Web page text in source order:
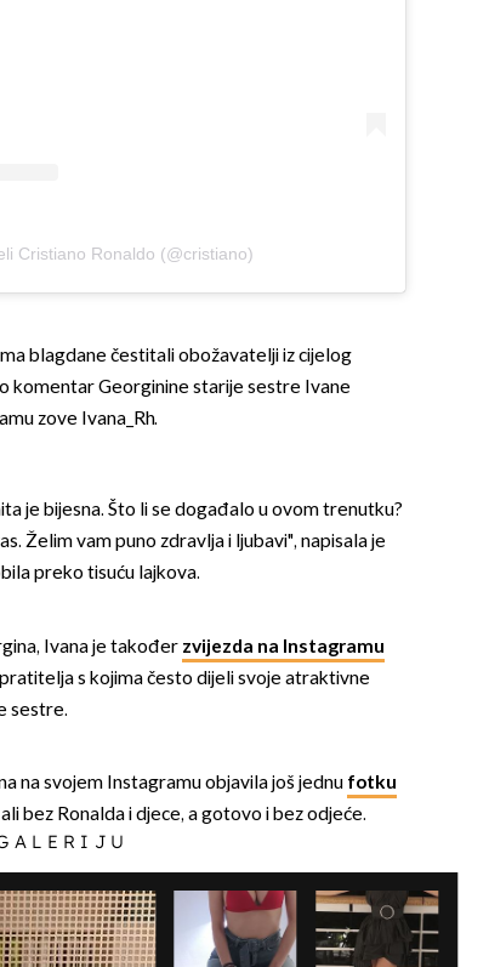
Cristiano Ronaldo (@cristiano)
blagdane čestitali obožavatelji iz cijelog
komentar Georginine starije sestre Ivane
zove Ivana_Rh.
je bijesna. Što li se događalo u ovom trenutku?
Želim vam puno zdravlja i ljubavi", napisala je
preko tisuću lajkova.
Ivana je također zvijezda na Instagramu
s kojima često dijeli svoje atraktivne
sestre.
na svojem Instagramu objavila još jednu fotku
ali bez Ronalda i djece, a gotovo i bez odjeće.